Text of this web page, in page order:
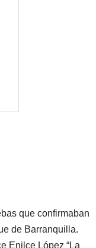
que confirmaban
de Barranquilla.
Enilce López “La